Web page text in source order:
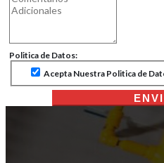
Politica de Datos:
Acepta Nuestra Politica de